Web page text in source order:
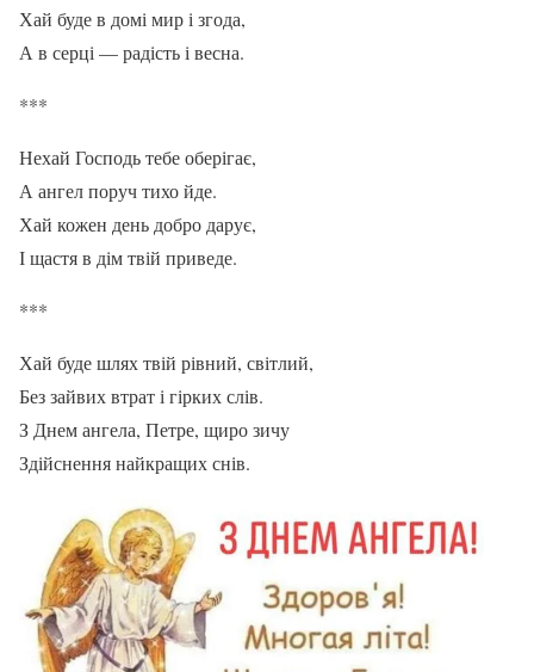
Хай буде в домі мир і згода,
А в серці — радість і весна.
***
Нехай Господь тебе оберігає,
А ангел поруч тихо йде.
Хай кожен день добро дарує,
І щастя в дім твій приведе.
***
Хай буде шлях твій рівний, світлий,
Без зайвих втрат і гірких слів.
З Днем ангела, Петре, щиро зичу
Здійснення найкращих снів.